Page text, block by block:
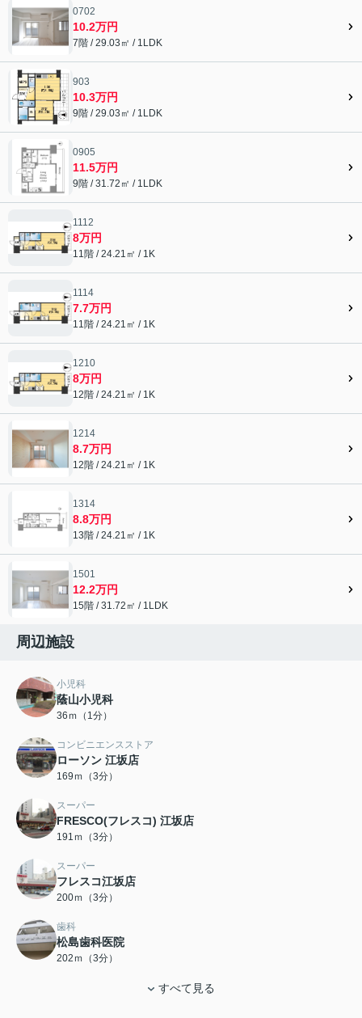
0702
10.2万円
7階 / 29.03㎡ / 1LDK
903
10.3万円
9階 / 29.03㎡ / 1LDK
0905
11.5万円
9階 / 31.72㎡ / 1LDK
1112
8万円
11階 / 24.21㎡ / 1K
1114
7.7万円
11階 / 24.21㎡ / 1K
1210
8万円
12階 / 24.21㎡ / 1K
1214
8.7万円
12階 / 24.21㎡ / 1K
1314
8.8万円
13階 / 24.21㎡ / 1K
1501
12.2万円
15階 / 31.72㎡ / 1LDK
周辺施設
小児科
蔭山小児科
36ｍ（1分）
コンビニエンスストア
ローソン 江坂店
169ｍ（3分）
スーパー
FRESCO(フレスコ) 江坂店
191ｍ（3分）
スーパー
フレスコ江坂店
200ｍ（3分）
歯科
松島歯科医院
202ｍ（3分）
すべて見る